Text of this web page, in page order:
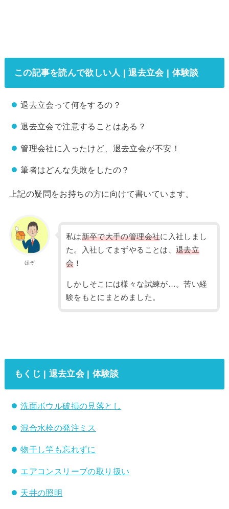
この記事を読んで欲しい人 | 退去立会 | 体験談
退去立会って何をするの？
退去立会で注意することはある？
管理会社に入ったけど、退去立会が不安！
筆者はどんな失敗をしたの？
上記の疑問をお持ちの方に向けて書いています。
ほぞ
私は新卒で大手の管理会社に入社しまし
た。入社してまずやることは、退去立
会 ！
しかしそこには様々な試練が…。苦い経
験をもとにまとめました。
もくじ | 退去立会 | 体験談
洗面ボウル破損の見落とし
混合水栓の発注ミス
物干し竿も忘れずに
エアコンスリーブの取り扱い
天井の照明